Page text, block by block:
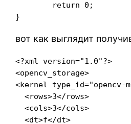
}
вот как выглядит
<?xml version="1.0"?>
<opencv_storage>
<kernel type_id="opencv-
  <rows>3</rows>
  <cols>3</cols>
  <dt>f</dt>